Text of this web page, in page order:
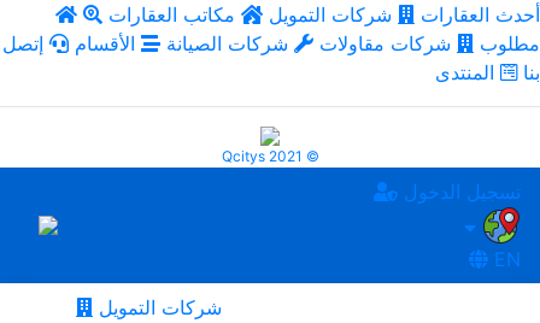
أحدث العقارات شركات التمويل
مكاتب العقارات
مطلوب
شركات مقاولات شركات الصيانة الأقسام
إتصل
بنا
المنتدى
Qcitys 2021 ©
تسجيل الدخول
EN
شركات التمويل